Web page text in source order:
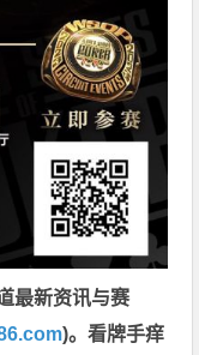
最新资讯与赛
)。看牌手痒